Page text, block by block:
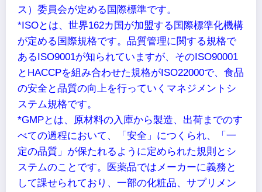
ス）委員会が定める国際標準です。
*ISOとは、世界162カ国が加盟する国際標準化機構
が定める国際規格です。品質管理に関する規格で
あるISO9001が知られていますが、そのISO90001
とHACCPを組み合わせた規格がISO22000で、食品
の安全と品質の向上を行っていくマネジメントシ
ステム規格です。
*GMPとは、原材料の入庫から製造、出荷までのす
べての過程において、「安全」につくられ、「一
定の品質」が保たれるように定められた規則とシ
ステムのことです。医薬品ではメーカーに義務と
して課せられており、一部の化粧品、サプリメン